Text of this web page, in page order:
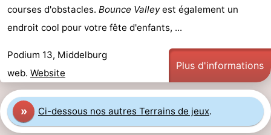
van
Veere
-
Oostkapelle
Nature
de
-
Domburg
-
courses d'obstacles. Bounce Valleyest également un
endroit cool pour votre fête d'enfants, ...
Podium 13, Middelburg
web. Website
Plus d'informations
» Ci-dessous nos autres Terrains de jeux.